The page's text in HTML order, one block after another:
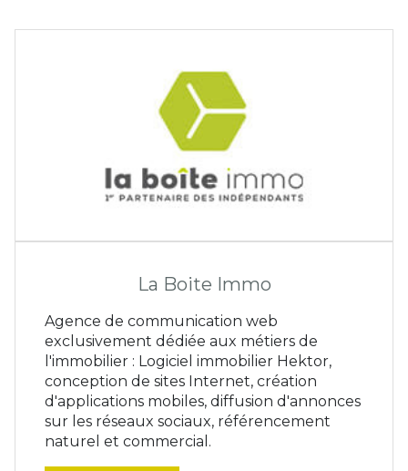
La Boite Immo
Agence de communication web
exclusivement dédiée aux métiers de
l'immobilier : Logiciel immobilier Hektor,
conception de sites Internet, création
d'applications mobiles, diffusion d'annonces
sur les réseaux sociaux, référencement
naturel et commercial.